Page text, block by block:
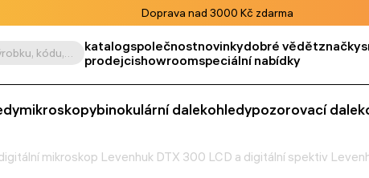
Doprava nad 3000 Kč zdarma
Vyhledat podle výrobku, kódu, kategorie apod. katalogspolečnostnovinkydobré vědětznačky
prodejcishowroomspeciální nabídky
mikroskopybinokulární dalekohledypozorovací
mikroskop Levenhuk DTX 300 LCD a digitální spektiv